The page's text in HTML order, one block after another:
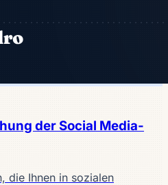
der Social Media-
die Ihnen in sozialen